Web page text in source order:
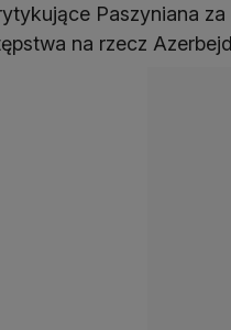
Paszyniana
na rzecz